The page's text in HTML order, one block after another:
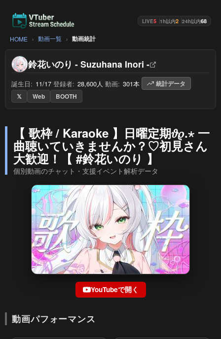
LIVE5 1h以内2 24h以内68
HOME 動画一覧 動画統計
鈴花いのり - Suzuhana Inori -
誕生日: 11/17 登録者: 28,600人 動画: 301本
統計データ
𝕏
Web BOOTH
【 歌枠 / Karaoke 】日曜定期𝜗𝜚.⋆ 一
曲聴いていきませんか？♡初見さん
大歓迎！【 #鈴花いのり 】
個別動画のチャット・支援イベント解析データ
YouTubeで開く
動画パフォーマンス